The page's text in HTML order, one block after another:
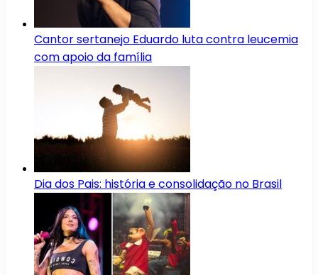
Cantor sertanejo Eduardo luta contra leucemia
com apoio da família
Dia dos Pais: história e consolidação no Brasil